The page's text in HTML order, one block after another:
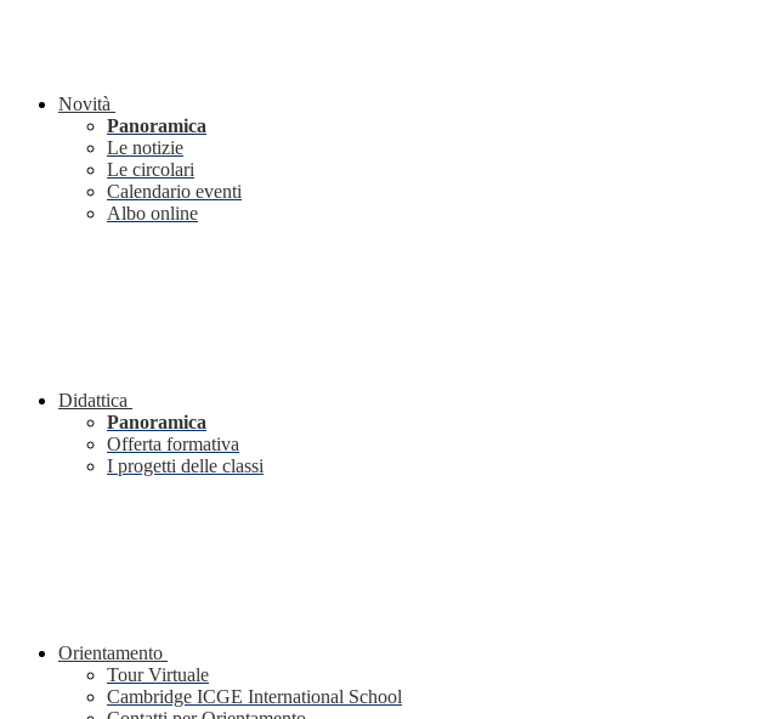
Novità
Panoramica
Le notizie
Le circolari
Calendario eventi
Albo online
Didattica
Panoramica
Offerta formativa
I progetti delle classi
Orientamento
Tour Virtuale
Cambridge ICGE International School